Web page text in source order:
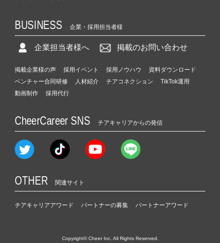
BUSINESS 企業・採用担当者様
企業担当者様へ 掲載のお問い合わせ
掲載企業様の声 採用イベント 採用ノウハウ
資料ダウンロード
ベンチャー合同研修
人材紹介 チアコネクション
TikTok運用
動画制作
採用代行
CheerCareer SNS チアキャリアからの発信
OTHER 関連サイト
チアキャリアアワード パートナーの募集 パートナーアワード
Copyright© Cheer Inc. All Rights Reserved.